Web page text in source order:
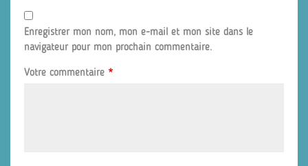
Enregistrer mon nom, mon e-mail et mon site dans le
navigateur pour mon prochain commentaire.
Votre commentaire *